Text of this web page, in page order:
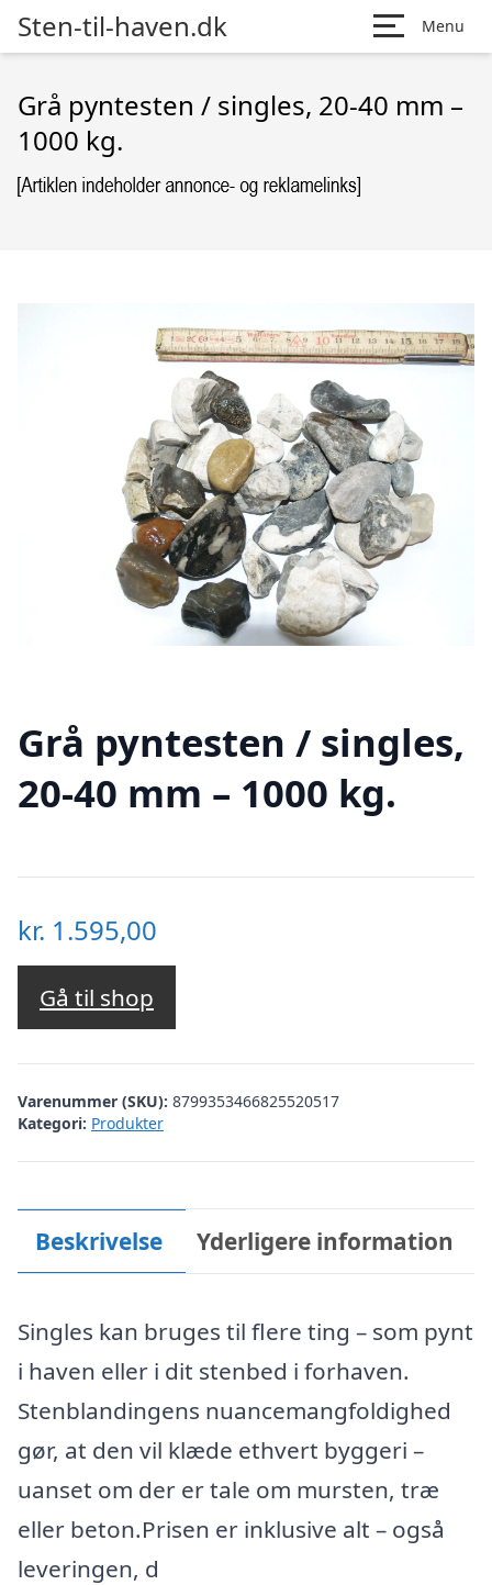
Sten-til-haven.dk Menu
Grå pyntesten / singles, 20-40 mm –
1000 kg.
Grå pyntesten / singles,
20-40 mm – 1000 kg.
kr. 1.595,00
Gå til shop
Varenummer (SKU): 8799353466825520517
Kategori: Produkter
Beskrivelse Yderligere information
Singles kan bruges til flere ting – som pynt
i haven eller i dit stenbed i forhaven.
Stenblandingens nuancemangfoldighed
gør, at den vil klæde ethvert byggeri –
uanset om der er tale om mursten, træ
eller beton.Prisen er inklusive alt – også
leveringen, d